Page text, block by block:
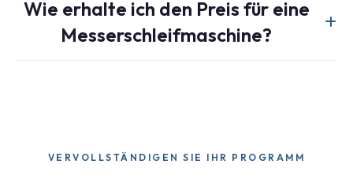
1.600 mm handhaben, aber maßgeschneiderte
Schleiflängen sind für längere industrielle Messer erhältlich.
Wie erhalte ich den Preis für eine
Messerschleifmaschine?
erstellen.VERVOLLSTÄNDIGEN SIE IHR PROGRAMM